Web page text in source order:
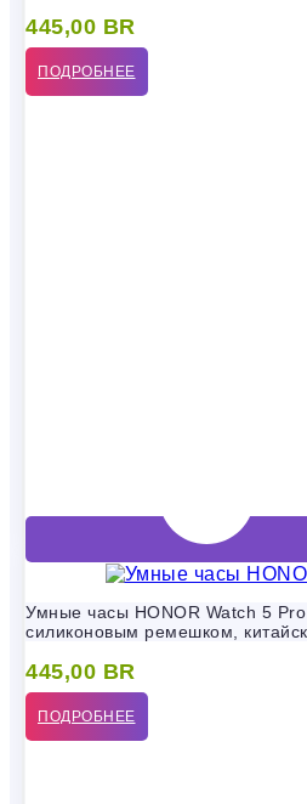
445,00 BR
ПОДРОБНЕЕ
Умные часы HONOR Watch 5
силиконовым ремешком,
445,00 BR
ПОДРОБНЕЕ